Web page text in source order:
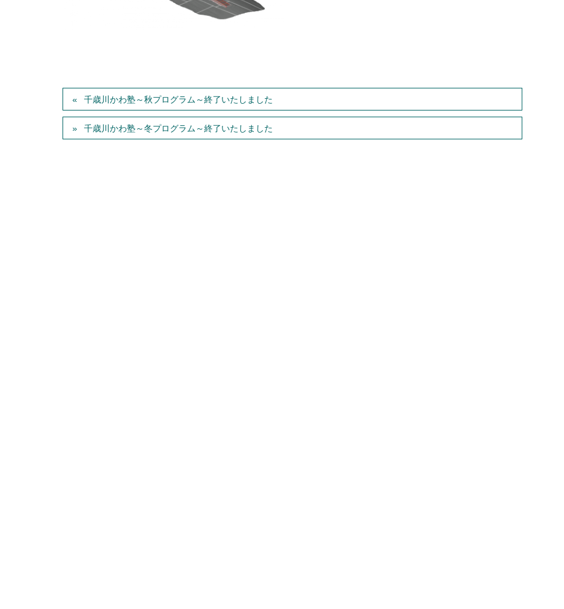
千歳川かわ塾～秋プログラム～終了いたしました
千歳川かわ塾～冬プログラム～終了いたしました